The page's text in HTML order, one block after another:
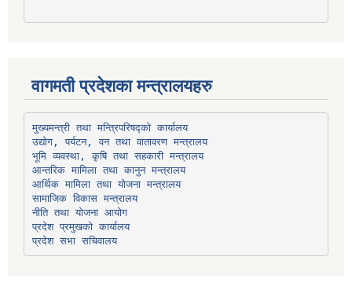
वागमती प्रदेशका मन्त्रालयहरु
मुख्यमन्त्री तथा मन्त्रिपरिषद्को कार्यालय
उद्योग, पर्यटन, वन तथा वातावरण मन्त्रालय
भूमि व्यवस्था, कृषि तथा सहकारी मन्त्रालय
आन्तरिक मामिला तथा कानुन मन्त्रालय
आर्थिक मामिला तथा योजना मन्त्रालय
सामाजिक विकास मन्त्रालय
नीति तथा योजना आयोग
प्रदेश प्रमुखको कार्यालय
प्रदेश सभा सचिवालय